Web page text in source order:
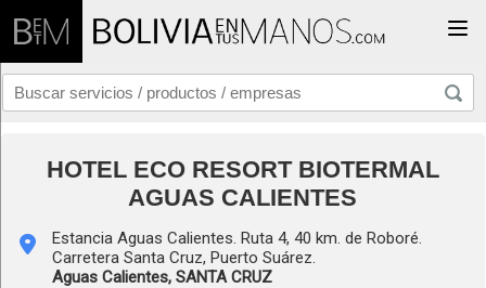
HOTEL ECO RESORT BIOTERMAL
AGUAS CALIENTES
Estancia Aguas Calientes. Ruta 4, 40 km. de Roboré.
Carretera Santa Cruz, Puerto Suárez.
Aguas Calientes,SANTA CRUZ